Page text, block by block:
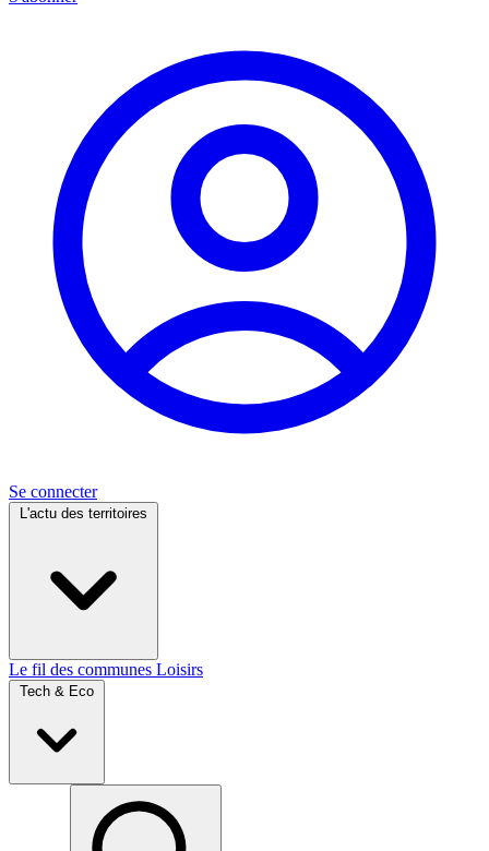
Se connecter
L'actu des territoires
Le fil des communes Loisirs
Tech & Eco